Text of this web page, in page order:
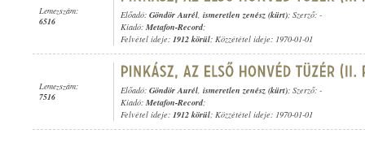
Lemezszám:
6516
Előadó: Göndör Aurél, ismeretlen zenész (kürt); Szerző: -
Kiadó: Metafon-Record;
Felvétel ideje: 1912 körül; Közzététel ideje: 1970-01-01
Lemezszám:
7516
Előadó: Göndör Aurél, ismeretlen zenész (kürt); Szerző: -
Kiadó: Metafon-Record;
Felvétel ideje: 1912 körül; Közzététel ideje: 1970-01-01